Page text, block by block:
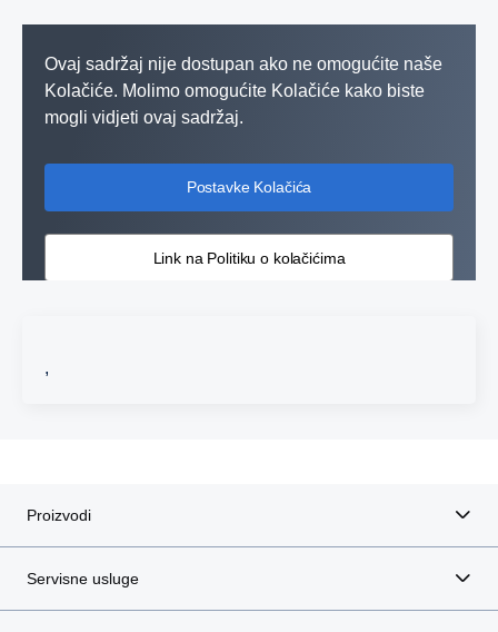
Ovaj sadržaj nije dostupan ako ne omogućite naše
Kolačiće. Molimo omogućite Kolačiće kako biste
mogli vidjeti ovaj sadržaj.
Postavke Kolačića
Link na Politiku o kolačićima
,
Proizvodi
Servisne usluge